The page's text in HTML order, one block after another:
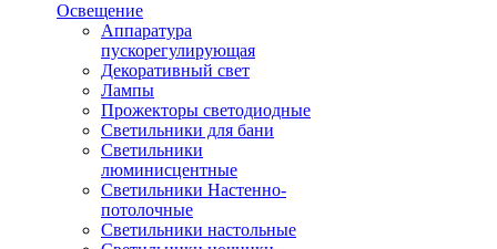
Освещение
Аппаратура
пускорегулирующая
Декоративный свет
Лампы
Прожекторы светодиодные
Светильники для бани
Светильники
люминисцентные
Светильники Настенно-
потолочные
Светильники настольные